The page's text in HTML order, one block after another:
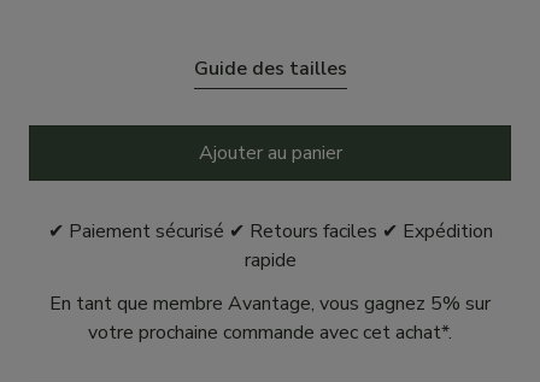
Guide des tailles
Ajouter au panier
✔ Paiement sécurisé ✔ Retours faciles ✔ Expédition
rapide
En tant que membre Avantage, vous gagnez 5% sur
votre prochaine commande avec cet achat*.